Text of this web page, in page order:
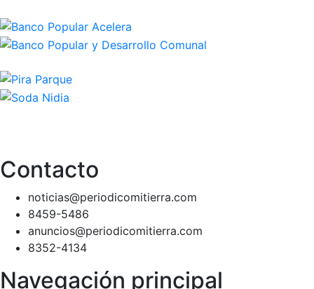
Contacto
noticias@periodicomitierra.com
8459-5486
anuncios@periodicomitierra.com
8352-4134
Navegación principal